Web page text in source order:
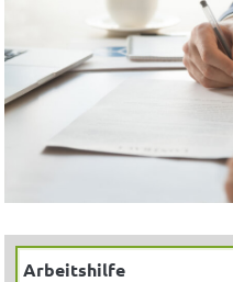
Arbeitshilfe